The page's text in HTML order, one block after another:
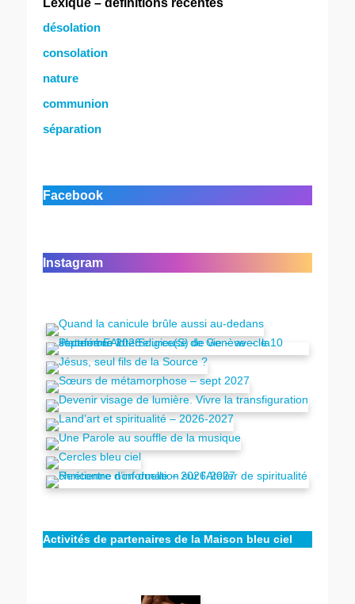
Lexique – définitions récentes
désolation
consolation
nature
communion
séparation
Facebook
Instagram
Activités de partenaires de la Maison bleu ciel